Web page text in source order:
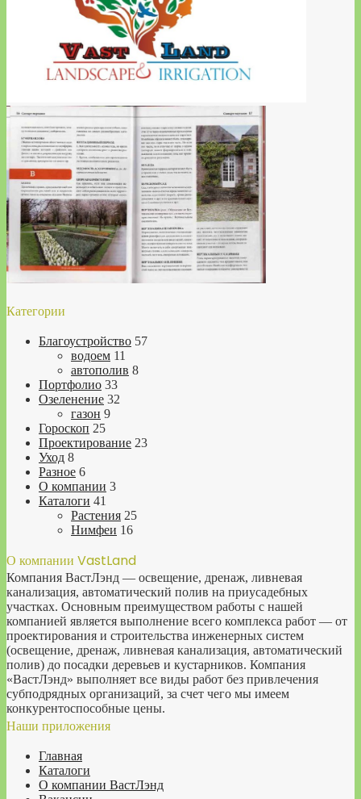
Категории
Благоустройство 57
водоем 11
автополив 8
Портфолио 33
Озеленение 32
газон 9
Гороскоп 25
Проектирование 23
Уход 8
Разное 6
О компании 3
Каталоги 41
Растения 25
Нимфеи 16
О компании VastLand
Компания ВастЛэнд — освещение, дренаж, ливневая
канализация, автоматический полив на приусадебных
участках. Основным преимуществом работы с нашей
компанией является выполнение всего комплекса работ — от
проектирования и строительства инженерных систем
(освещение, дренаж, ливневая канализация, автоматический
полив) до посадки деревьев и кустарников. Компания
«ВастЛэнд» выполняет все виды работ без привлечения
субподрядных организаций, за счет чего мы имеем
конкурентоспособные цены.
Наши приложения
Главная
Каталоги
О компании ВастЛэнд